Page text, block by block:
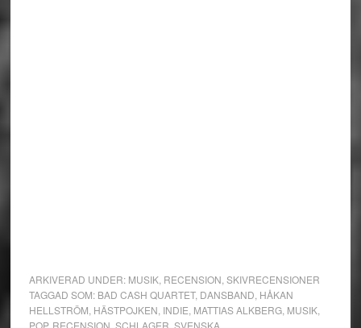
ARKIVERAD UNDER: MUSIK, RECENSION SKIVRECENSIONER
TAGGAD SOM: BAD CASH QUARTET, DANSBAND HÅKAN
HELLSTRÖM HÄSTPOJKEN INDIE MATTIAS ALKBERG, MUSIK,
POP, RECENSION SCHLAGER SVENSKA